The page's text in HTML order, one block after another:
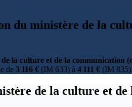
du ministère de la
la culture et de la communication
de 3 116 € (IM 633) à 4 111 € (IM 835).
de la culture et